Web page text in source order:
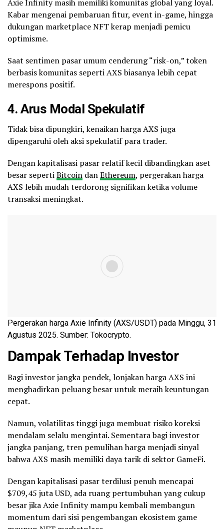
Axie Infinity masih memiliki komunitas global yang loyal.
Kabar mengenai pembaruan fitur, event in-game, hingga
dukungan marketplace NFT kerap menjadi pemicu
optimisme.
Saat sentimen pasar umum cenderung “risk-on,” token
berbasis komunitas seperti AXS biasanya lebih cepat
merespons positif.
4. Arus Modal Spekulatif
Tidak bisa dipungkiri, kenaikan harga AXS juga
dipengaruhi oleh aksi spekulatif para trader.
Dengan kapitalisasi pasar relatif kecil dibandingkan aset
besar sepertiBitcoin danEthereum, pergerakan harga
AXS lebih mudah terdorong signifikan ketika volume
transaksi meningkat.
Pergerakan harga Axie Infinity (AXS/USDT) pada Minggu, 31
Agustus 2025. Sumber: Tokocrypto.
Dampak Terhadap Investor
Bagi investor jangka pendek, lonjakan harga AXS ini
menghadirkan peluang besar untuk meraih keuntungan
cepat.
Namun, volatilitas tinggi juga membuat risiko koreksi
mendalam selalu mengintai. Sementara bagi investor
jangka panjang, tren pemulihan harga menjadi sinyal
bahwa AXS masih memiliki daya tarik di sektor GameFi.
Dengan kapitalisasi pasar terdilusi penuh mencapai
$709,45 juta USD, ada ruang pertumbuhan yang cukup
besar jika Axie Infinity mampu kembali membangun
momentum dari sisi pengembangan ekosistem game